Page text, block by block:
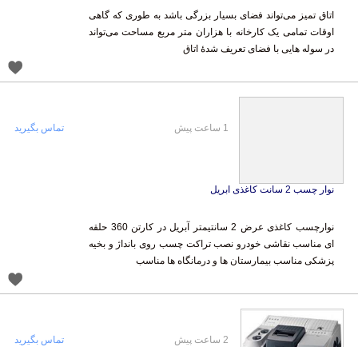
اتاق تمیز می‌تواند فضای بسیار بزرگی باشد به طوری که گاهی
اوقات تمامی یک کارخانه با هزاران متر مربع مساحت می‌تواند
در سوله هایی با فضای تعریف شدهٔ اتاق
نوار چسب 2 سانت کاغذی ابریل
نوارچسب کاغذی عرض 2 سانتیمتر آبریل در کارتن 360 حلقه
ای مناسب نقاشی خودرو نصب تراکت چسب روی بانداژ و بخیه
پزشکی مناسب بیمارستان ها و درمانگاه ها مناسب
1 ساعت پیش تماس بگیرید
2 ساعت پیش تماس بگیرید